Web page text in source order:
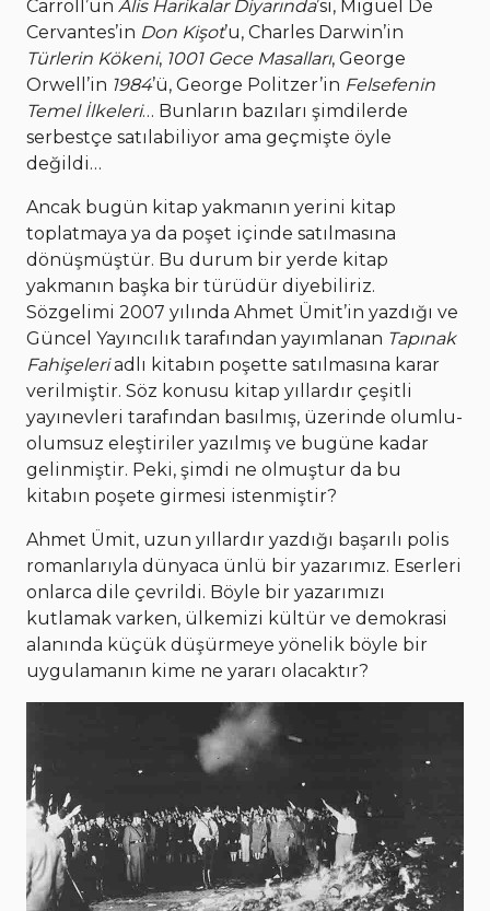
Carroll’un Alis Harikalar Diyarında’sı, Miguel De
Cervantes’in Don Kişot’u, Charles Darwin’in
Türlerin Kökeni, 1001 Gece Masalları, George
Orwell’in 1984’ü, George Politzer’in Felsefenin
Temel İlkeleri… Bunların bazıları şimdilerde
serbestçe satılabiliyor ama geçmişte öyle
değildi…
Ancak bugün kitap yakmanın yerini kitap
toplatmaya ya da poşet içinde satılmasına
dönüşmüştür. Bu durum bir yerde kitap
yakmanın başka bir türüdür diyebiliriz.
Sözgelimi 2007 yılında Ahmet Ümit’in yazdığı ve
Güncel Yayıncılık tarafından yayımlanan Tapınak
Fahişeleriadlı kitabın poşette satılmasına karar
verilmiştir. Söz konusu kitap yıllardır çeşitli
yayınevleri tarafından basılmış, üzerinde olumlu-
olumsuz eleştiriler yazılmış ve bugüne kadar
gelinmiştir. Peki, şimdi ne olmuştur da bu
kitabın poşete girmesi istenmiştir?
Ahmet Ümit, uzun yıllardır yazdığı başarılı polis
romanlarıyla dünyaca ünlü bir yazarımız. Eserleri
onlarca dile çevrildi. Böyle bir yazarımızı
kutlamak varken, ülkemizi kültür ve demokrasi
alanında küçük düşürmeye yönelik böyle bir
uygulamanın kime ne yararı olacaktır?